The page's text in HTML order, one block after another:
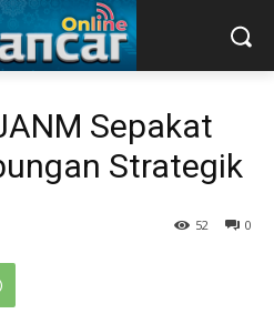
Sepakat
Strategik
0
52